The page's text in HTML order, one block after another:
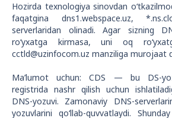
Hozirda texnologiya sinovdan
faqatgina dns1.webspace.uz,
serverlaridan olinadi. Agar sizning
ro‘yxatga kirmasa, uni oq
cctld@uzinfocom.uz manziliga murojaat
Ma’lumot uchun: CDS — bu DS-
registrida nashr qilish uchun
DNS-yozuvi. Zamonaviy DNS-
yozuvlarini qo‘llab-quvvatlaydi.